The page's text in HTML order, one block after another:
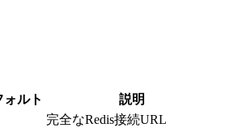
ォルト 説明
完全なRedis接続URL